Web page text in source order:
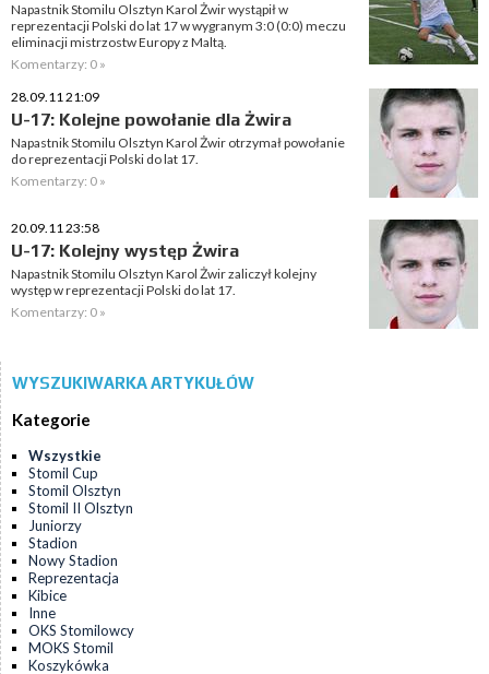
Napastnik Stomilu Olsztyn Karol Żwir wystąpił w
reprezentacji Polski do lat 17 w wygranym 3:0 (0:0) meczu
eliminacji mistrzostw Europy z Maltą.
Komentarzy: 0 »
28.09.11 21:09
U-17: Kolejne powołanie dla Żwira
Napastnik Stomilu Olsztyn Karol Żwir otrzymał powołanie
do reprezentacji Polski do lat 17.
Komentarzy: 0 »
20.09.11 23:58
U-17: Kolejny występ Żwira
Napastnik Stomilu Olsztyn Karol Żwir zaliczył kolejny
występ w reprezentacji Polski do lat 17.
Komentarzy: 0 »
WYSZUKIWARKA ARTYKUŁÓW
Kategorie
Wszystkie
Stomil Cup
Stomil Olsztyn
Stomil II Olsztyn
Juniorzy
Stadion
Nowy Stadion
Reprezentacja
Kibice
Inne
OKS Stomilowcy
MOKS Stomil
Koszykówka